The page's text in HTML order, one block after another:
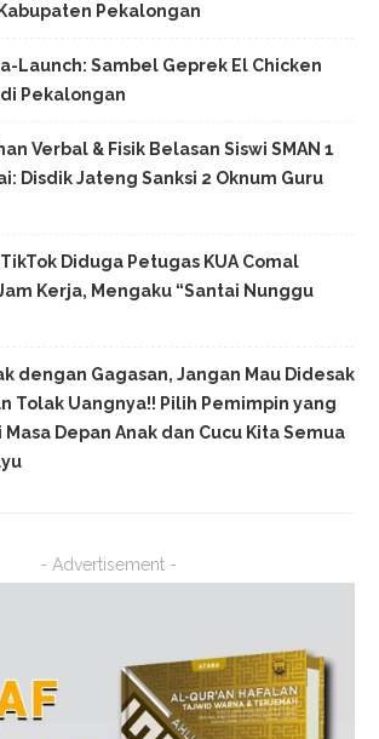
Kabupaten Pekalongan
Launch: Sambel Geprek El Chicken
Pekalongan
Verbal & Fisik Belasan Siswi SMAN 1
Disdik Jateng Sanksi 2 Oknum Guru
Diduga Petugas KUA Comal
Kerja, Mengaku “Santai Nunggu
dengan Gagasan, Jangan Mau Didesak
Tolak Uangnya!! Pilih Pemimpin yang
Depan Anak dan Cucu Kita Semua
- Advertisement -